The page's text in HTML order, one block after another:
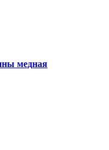
медная